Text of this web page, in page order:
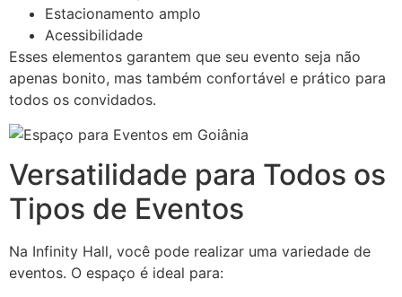
Estacionamento amplo
Acessibilidade
Esses elementos garantem que seu evento seja não
apenas bonito, mas também confortável e prático para
todos os convidados.
Versatilidade para Todos os
Tipos de Eventos
Na Infinity Hall, você pode realizar uma variedade de
eventos. O espaço é ideal para: